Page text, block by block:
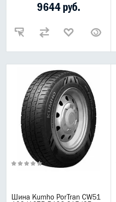
9644 руб.
Шина Kumho PorTran CW51